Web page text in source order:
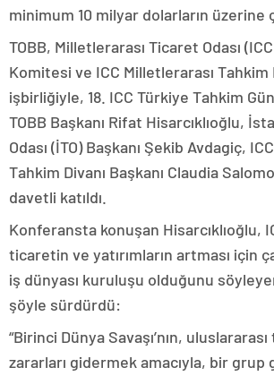
minimum 10 milyar dolarların üzerine
TOBB, Milletlerarası Ticaret Odası
Komitesi ve ICC Milletlerarası Tahkim
işbirliğiyle, 18. ICC Türkiye Tahkim
TOBB Başkanı Rifat Hisarcıklıoğlu,
Odası (İTO) Başkanı Şekib Avdagiç,
Tahkim Divanı Başkanı Claudia
davetli katıldı.
Konferansta konuşan Hisarcıklıoğlu,
ticaretin ve yatırımların artması için
iş dünyası kuruluşu olduğunu
şöyle sürdürdü:
“Birinci Dünya Savaşı’nın,
zararları gidermek amacıyla, bir grup